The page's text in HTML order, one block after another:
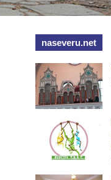
naseveru.net